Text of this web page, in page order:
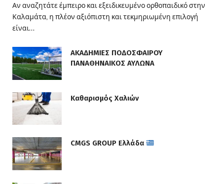
Αν αναζητάτε έμπειρο και εξειδικευμένο ορθοπαιδικό στην
Καλαμάτα, η πλέον αξιόπιστη και τεκμηριωμένη επιλογή
είναι…
ΑΚΑΔΗΜΙΕΣ ΠΟΔΟΣΦΑΙΡΟΥ
ΠΑΝΑΘΗΝΑΙΚΟΣ ΑΥΛΩΝΑ
Καθαρισμός Χαλιών
CMGS GROUP Ελλάδα